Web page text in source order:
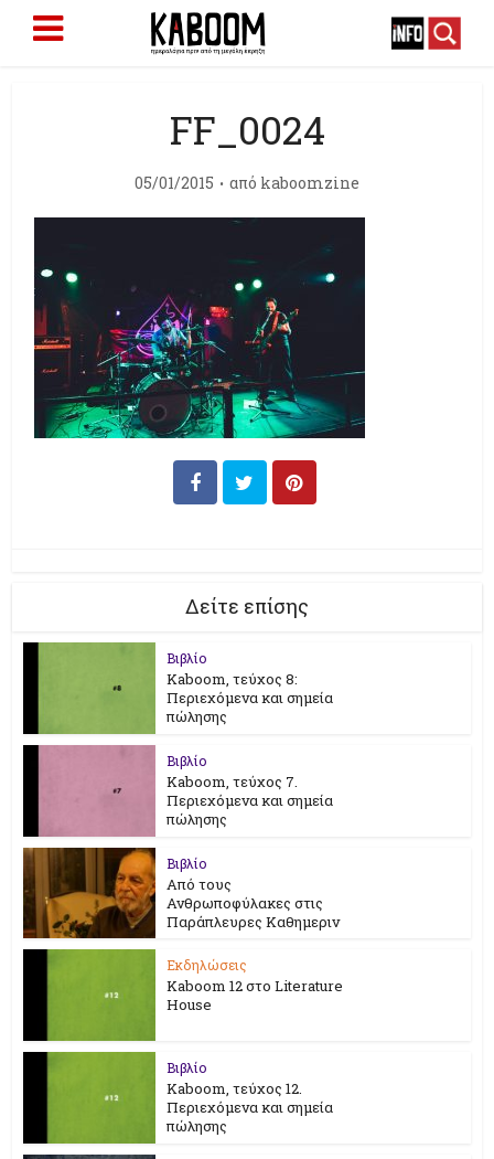
FF_0024
05/01/2015 από kaboomzine
Δείτε επίσης
Βιβλίο
Kaboom, τεύχος 8:
Περιεχόμενα και σημεία
πώλησης
Βιβλίο
Kaboom, τεύχος 7.
Περιεχόμενα και σημεία
πώλησης
Βιβλίο
Από τους
Ανθρωποφύλακες στις
Παράπλευρες Καθημεριν
Εκδηλώσεις
Kaboom 12 στο Literature
House
Βιβλίο
Kaboom, τεύχος 12.
Περιεχόμενα και σημεία
πώλησης